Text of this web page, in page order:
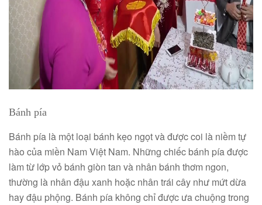
Bánh pía
Bánh pía là một loại bánh kẹo ngọt và được coi là niềm tự
hào của miền Nam Việt Nam. Những chiếc bánh pía được
làm từ lớp vỏ bánh giòn tan và nhân bánh thơm ngon,
thường là nhân đậu xanh hoặc nhân trái cây như mứt dừa
hay đậu phộng. Bánh pía không chỉ được ưa chuộng trong